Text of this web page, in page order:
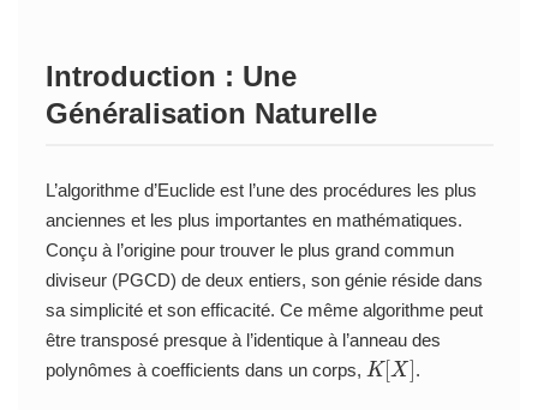
Introduction : Une
Généralisation Naturelle
L’algorithme d’Euclide est l’une des procédures les plus
anciennes et les plus importantes en mathématiques.
Conçu à l’origine pour trouver le plus grand commun
diviseur (PGCD) de deux entiers, son génie réside dans
sa simplicité et son efficacité. Ce même algorithme peut
être transposé presque à l’identique à l’anneau des
polynômes à coefficients dans un corps, K[X] .